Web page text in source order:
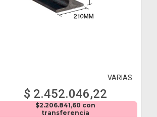
VARIAS
$ 2.452.046,22
$2.206.841,60 con
transferencia